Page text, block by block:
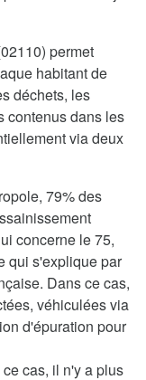
permet
habitant de
déchets, les
contenus dans les
via deux
79% des
concerne le 75,
qui s'explique par
Dans ce cas,
véhiculées via
d'épuration pour
cas, il n'y a plus